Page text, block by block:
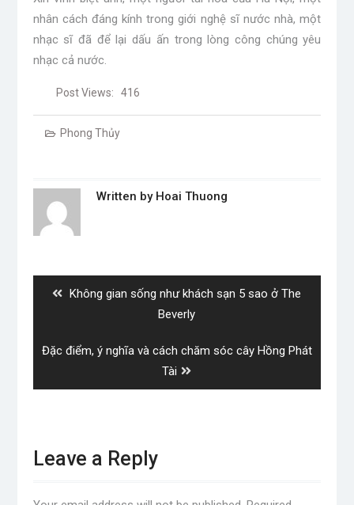
nhân cách đáng kính trong giới nghệ sĩ nước nhà, một
nhạc sĩ đã để lại dấu ấn trong lòng công chúng yêu
nhạc cả nước.
Post Views: 416
Phong Thủy
Written by Hoai Thuong
Previous
Không gian sống như khách sạn 5 sao ở The
Beverly
Next
Đặc điểm, ý nghĩa và cách chăm sóc cây Hồng Phát
Tài
Leave a Reply